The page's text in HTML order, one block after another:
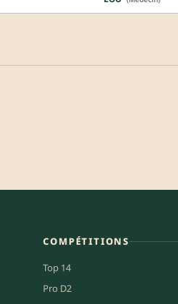
COMPÉTITIONS
Top 14
Pro D2